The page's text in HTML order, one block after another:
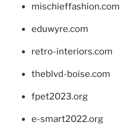
mischieffashion.com
eduwyre.com
retro-interiors.com
theblvd-boise.com
fpet2023.org
e-smart2022.org